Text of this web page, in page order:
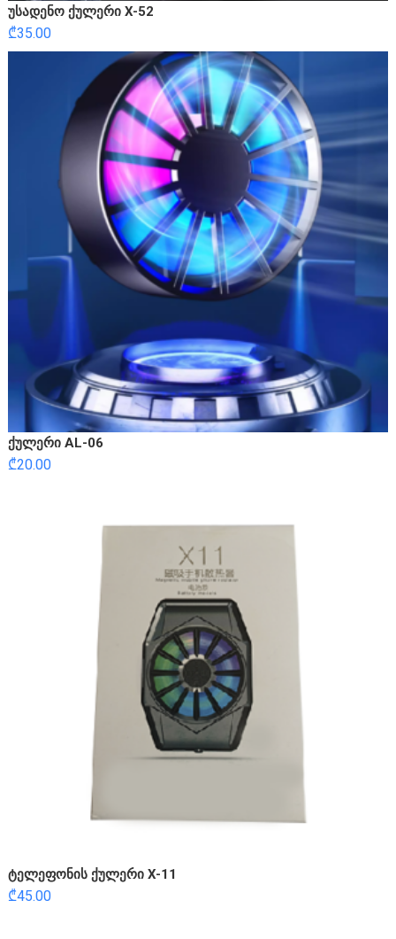
უსადენო ქულერი X-52
₾35.00
ქულერი AL-06
₾20.00
ტელეფონის ქულერი X-11
₾45.00